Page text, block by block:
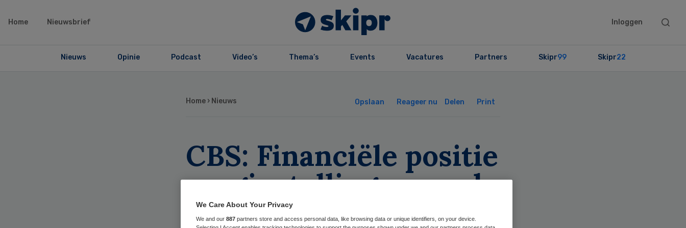
Home Nieuwsbrief Inloggen
Search
Nieuws Opinie Podcast Video’s Thema’s Events Vacatures Partners Skipr99 Skipr22
Home › Nieuws Opslaan Reageer nu Delen Print
CBS: Financiële positie
zorginstellingen zwak
We Care About Your Privacy
We and our 887 partners store and access personal data, like browsing data or unique identifiers, on your device.